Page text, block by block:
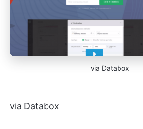
via Databox
via Databox